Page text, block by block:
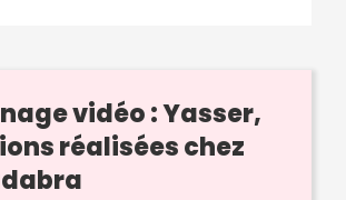
vidéo : Yasser,
réalisées chez